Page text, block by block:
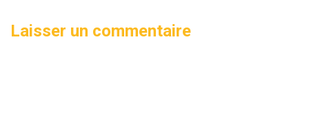
Laisser un commentaire